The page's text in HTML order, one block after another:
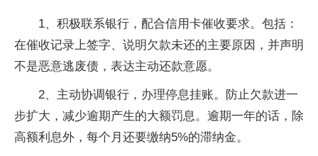
1、积极联系银行，配合信用卡催收要求。包括：
在催收记录上签字、说明欠款未还的主要原因，并声明
不是恶意逃废债，表达主动还款意愿。
2、主动协调银行，办理停息挂账。防止欠款进一
步扩大，减少逾期产生的大额罚息。逾期一年的话，除
高额利息外，每个月还要缴纳5%的滞纳金。